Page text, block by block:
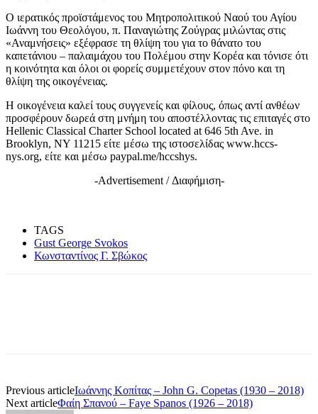
Ο ιερατικός προϊστάμενος του Μητροπολιτικού Ναού του Αγίου
Ιωάννη του Θεολόγου, π. Παναγιώτης Ζούγρας μιλώντας στις
«Αναμνήσεις» εξέφρασε τη θλίψη του για το θάνατο του
καπετάνιου – παλαιμάχου του Πολέμου στην Κορέα και τόνισε ότι
η κοινότητα και όλοι οι φορείς συμμετέχουν στον πόνο και τη
θλίψη της οικογένειας.
Η οικογένεια καλεί τους συγγενείς και φίλους, όπως αντί ανθέων
προσφέρουν δωρεά στη μνήμη του αποστέλλοντας τις επιταγές στο
Hellenic Classical Charter School located at 646 5th Ave. in
Brooklyn, NY 11215 είτε μέσω της ιστοσελίδας www.hccs-
nys.org, είτε και μέσω paypal.me/hccshys.
-Advertisement / Διαφήμιση-
TAGS
Gust George Svokos
Κωνσταντίνος Γ. Σβώκος
Previous articleΙωάννης Κοπίτας – John G. Copetas (1930 – 2018)
Next articleΦαίη Σπανού – Faye Spanos (1926 – 2018)